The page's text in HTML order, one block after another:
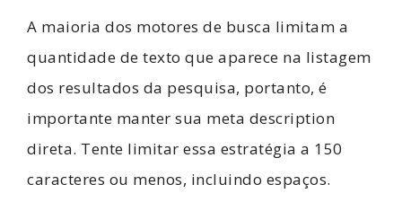
A maioria dos motores de busca limitam a
quantidade de texto que aparece na listagem
dos resultados da pesquisa, portanto, é
importante manter sua meta description
direta. Tente limitar essa estratégia a 150
caracteres ou menos, incluindo espaços.